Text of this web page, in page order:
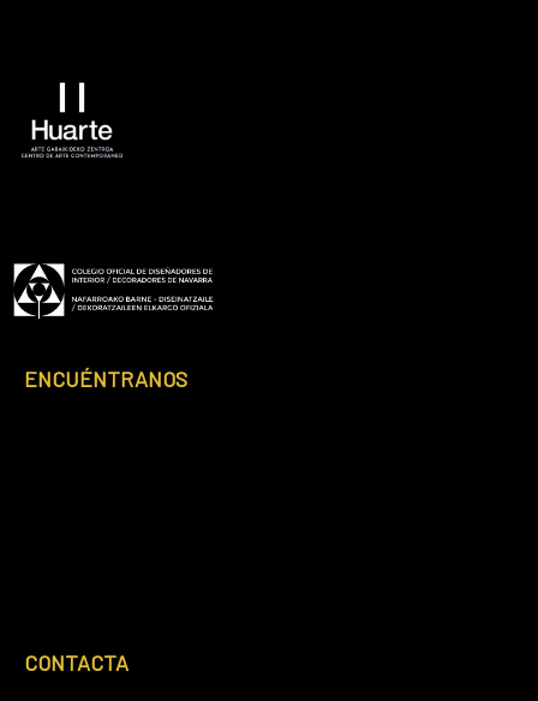
Footer
ENCUÉNTRANOS
CONTACTA